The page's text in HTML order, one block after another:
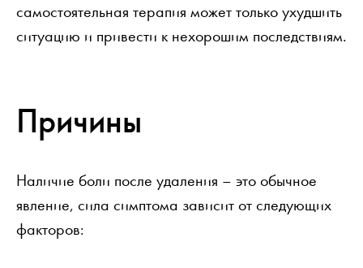
самостоятельная терапия может только ухудшить
ситуацию и привести к нехорошим последствиям.
Причины
Наличие боли после удаления – это обычное
явление, сила симптома зависит от следующих
факторов: